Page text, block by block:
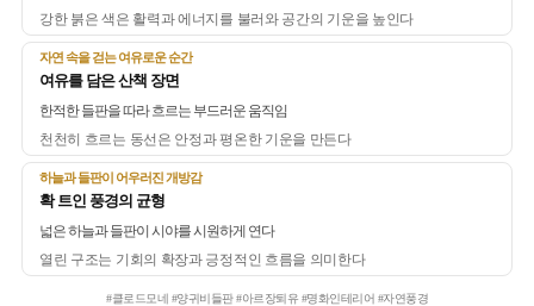
강한 붉은 색은 활력과 에너지를 불러와 공간의 기운을 높인다
자연 속을 걷는 여유로운 순간
여유를 담은 산책 장면
한적한 들판을 따라 흐르는 부드러운 움직임
천천히 흐르는 동선은 안정과 평온한 기운을 만든다
하늘과 들판이 어우러진 개방감
확 트인 풍경의 균형
넓은 하늘과 들판이 시야를 시원하게 연다
열린 구조는 기회의 확장과 긍정적인 흐름을 의미한다
#클로드모네 #양귀비들판 #아르장퇴유 #명화인테리어 #자연풍경